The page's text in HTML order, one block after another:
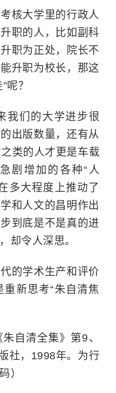
核大学里的行政人
职的人，比如副科
职为正处，院长不
升职为校长，那这
呢？
我们的大学进步很
出版数量，还有从
之类的人才更是车载
剧增加的各种“人
多大程度上推动了
和人文的昌明作出
到底是不是真的进
却令人深思。
的学术生产和评价
新思考“朱自清焦
自清全集》第9、
社，1998年。为行
）